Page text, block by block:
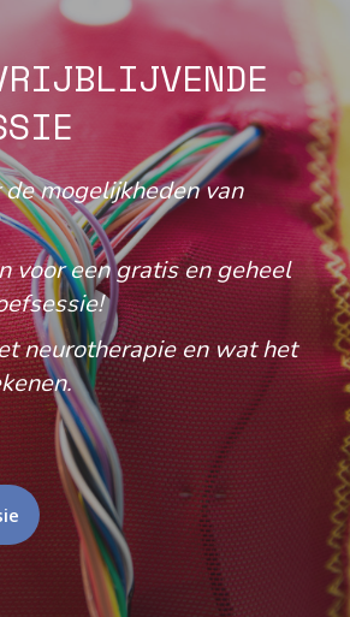
mogelijkheden van
voor een gratis en geheel
neurotherapie en wat het